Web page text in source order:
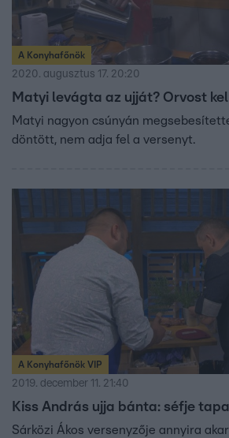
A Konyhafőnök
2020. augusztus 17. 20:20
Matyi levágta az ujját? Orvost
Matyi nagyon csúnyán
döntött, nem adja fel a versenyt.
A Konyhafőnök VIP
2019. december 11. 21:40
Kiss András ujja bánta: séfje
Sárközi Ákos versenyzője annyira